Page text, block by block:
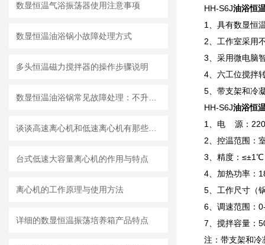
数显恒温气浴振荡器使用注意事项
数显恒温油浴锅小故障处理方式
多头恒温磁力搅拌器的操作步骤说明
台式低速大容量离心机的作用与特点
离心机的工作原理与使用方法
详细的数显恒温振荡培养箱产品特点
HH-S6J油浴恒
1、具有数显恒
2、工作室采用
3、采用微电脑
4、六工位搅拌
5、带支架和冷
HH-S6J油浴恒
1、电 源：
2、控温范围：
3、精度：≤±1℃
4、加热功率：
5、工作尺寸（
6、调速范围：
7、搅拌容量：
注：带支架和冷